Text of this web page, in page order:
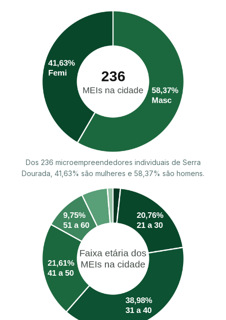
Dos 236 microempreendedores individuais de Serra
Dourada, 41,63% são mulheres e 58,37% são homens.